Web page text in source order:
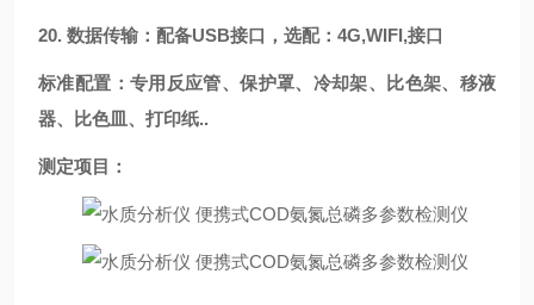
20. 数据传输：配备USB接口，选配： 4G,WIFI,接口
标准配置：专用反应管、保护罩、冷却架、比色架、移液
器、
比色皿、 打印纸..
测定项目：